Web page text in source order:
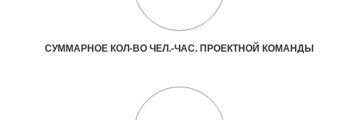
СУММАРНОЕ КОЛ-ВО ЧЕЛ.-ЧАС. ПРОЕКТНОЙ КОМАНДЫ